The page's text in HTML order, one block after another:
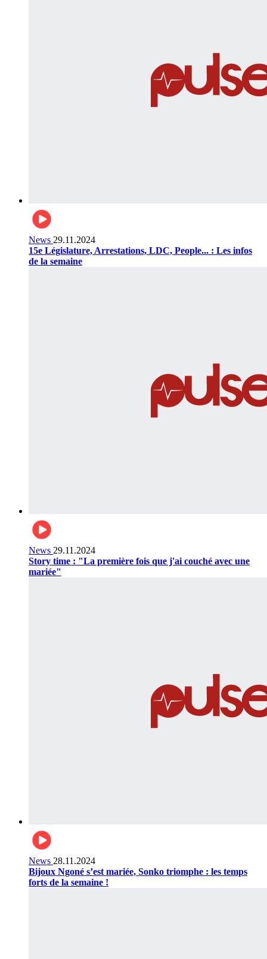
News 29.11.2024
15e Législature, Arrestations, LDC, People... : Les infos
de la semaine
News 29.11.2024
Story time : "La première fois que j'ai couché avec une
mariée"
News 28.11.2024
Bijoux Ngoné s’est mariée, Sonko triomphe : les temps
forts de la semaine !